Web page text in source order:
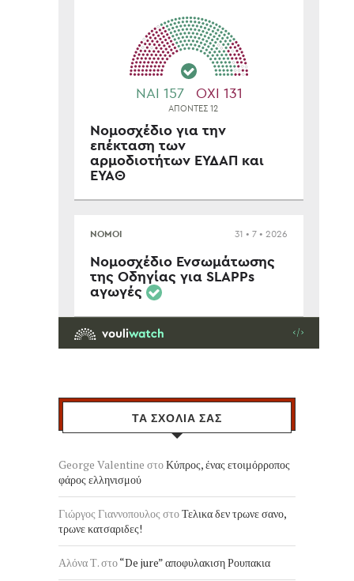
ΤΑ ΣΧΟΛΙΑ ΣΑΣ
George Valentine στοΚύπρος, ένας ετοιμόρροπος
φάρος ελληνισμού
Γιώργος Γιαννοπουλος στοΤελικα δεν τρωνε σανο,
τρωνε κατσαριδες!
Αλόνα Τ.στο“De jure” αποφυλακιση Ρουπακια